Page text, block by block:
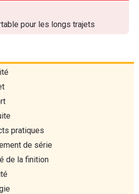
pour les longs trajets
pratiques
de série
de la finition